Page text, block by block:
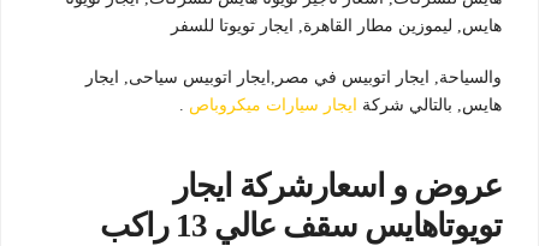
هايس, ليموزين مطار القاهرة, ايجار تويوتا للسفر
والسياحة, ايجار اتوبيس في مصر,ايجار اتوبيس سياحى, ايجار
هايس, بالتالي شركة
ايجار سيارات ميكروباص .
عروض و اسعارشركة ايجار
تويوتاهايس سقف عالي 13 راكب